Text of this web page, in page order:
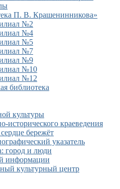
П. В. Крашенинникова»
№2
№4
№5
№7
№9
№10
№12
библиотека
культуры
исторического краеведения
бережёт
указатель
город и люди
информации
культурный центр